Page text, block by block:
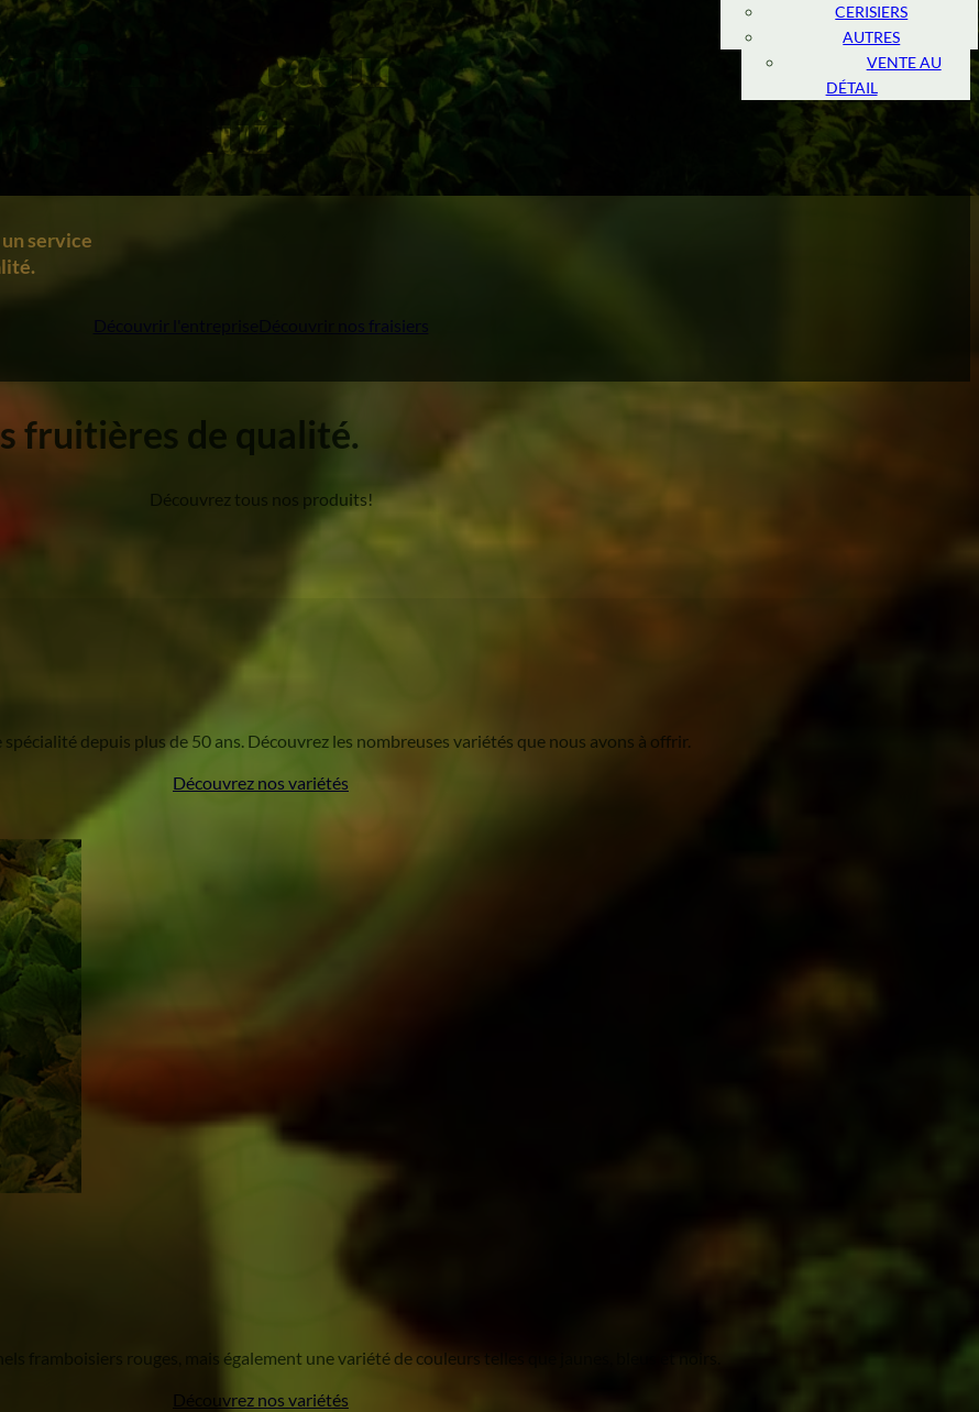
MARCHÉ
AMÉRICAIN
VENTE AU
DÉTAIL
CERISIERS
AUTRES
au cœur
produits
service
Découvrir nos fraisiers
fruitières de qualité.
Découvrez tous nos produits!
depuis plus de 50 ans. Découvrez les nombreuses variétés que nous avons à offrir.
Découvrez nos variétés
framboisiers rouges, mais également une variété de couleurs telles que jaunes, bleus et noirs.
Découvrez nos variétés